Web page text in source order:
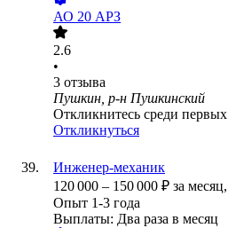
АО 20 АРЗ
2.6
•
3 отзыва
Пушкин, р-н Пушкинский
Откликнитесь среди первых
Откликнуться
Инженер-механик
120 000 – 150 000 ₽ за месяц,
Опыт 1-3 года
Выплаты: Два раза в месяц